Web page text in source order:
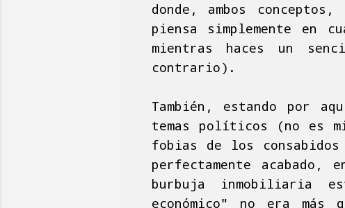
donde, ambos
piensa simplemente en
mientras haces un
contrario).
También, estando por
temas políticos (no es
fobias de los
perfectamente acabado,
burbuja inmobiliaria
económico" no era